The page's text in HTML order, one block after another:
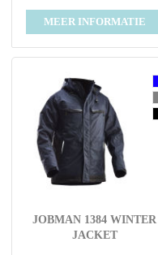
MEER INFORMATIE
JOBMAN 1384 WINTER
JACKET